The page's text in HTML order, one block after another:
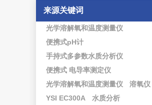
来源关键词
光学溶解氧和温度测量仪
便携式pH计
手持式多参数水质分析仪
便携式 电导率测定仪
光学溶解氧和温度测量仪
溶氧仪
YSI EC300A
水质分析